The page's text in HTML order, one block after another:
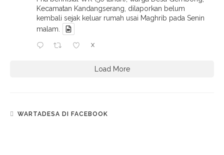
Kecamatan Kandangserang, dilaporkan belum
kembali sejak keluar rumah usai Maghrib pada Senin
malam.
X
Load More
WARTADESA DI FACEBOOK